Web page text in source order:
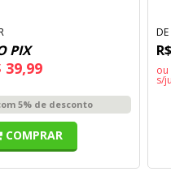
PIX
39,99
5% de desconto
COMPRAR
ou
s/